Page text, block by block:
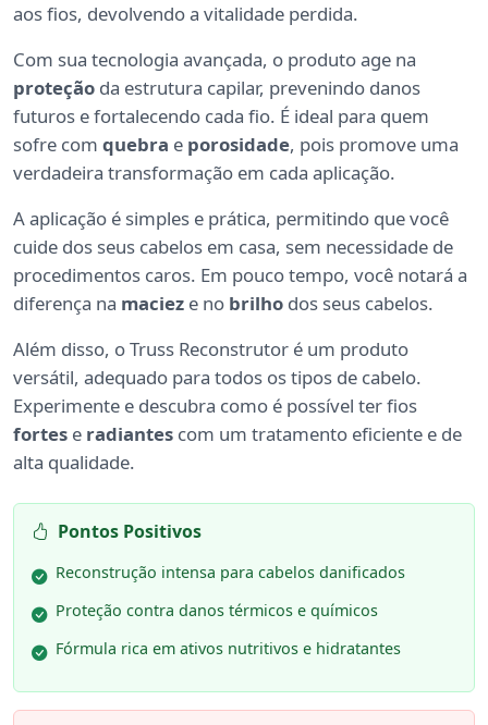
aos fios, devolvendo a vitalidade perdida.
Com sua tecnologia avançada, o produto age na
proteção da estrutura capilar, prevenindo danos
futuros e fortalecendo cada fio. É ideal para quem
sofre com quebra e porosidade, pois promove uma
verdadeira transformação em cada aplicação.
A aplicação é simples e prática, permitindo que você
cuide dos seus cabelos em casa, sem necessidade de
procedimentos caros. Em pouco tempo, você notará a
diferença na maciez e no brilho dos seus cabelos.
Além disso, o Truss Reconstrutor é um produto
versátil, adequado para todos os tipos de cabelo.
Experimente e descubra como é possível ter fios
fortes e radiantes com um tratamento eficiente e de
alta qualidade.
Pontos Positivos
Reconstrução intensa para cabelos danificados
Proteção contra danos térmicos e químicos
Fórmula rica em ativos nutritivos e hidratantes